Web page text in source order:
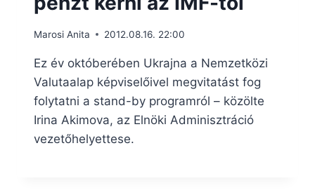
Marosi Anita 2012.08.16. 22:00
Ez év októberében Ukrajna a Nemzetközi
Valutaalap képviselőivel megvitatást fog
folytatni a stand-by programról – közölte
Irina Akimova, az Elnöki Adminisztráció
vezetőhelyettese.